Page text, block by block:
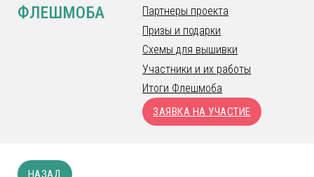
ФЛЕШМОБА
Партнеры проекта
Призы и подарки
Схемы для вышивки
Участники и их работы
Итоги Флешмоба
ЗАЯВКА НА УЧАСТИЕ
НАЗАД